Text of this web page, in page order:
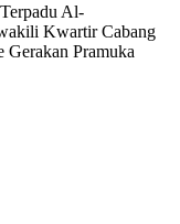
Al-
Kwartir Cabang
Gerakan Pramuka